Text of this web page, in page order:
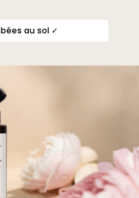
au sol ✓